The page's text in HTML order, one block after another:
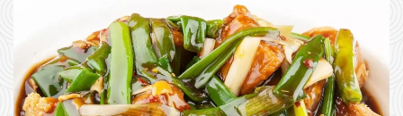
Rechercher